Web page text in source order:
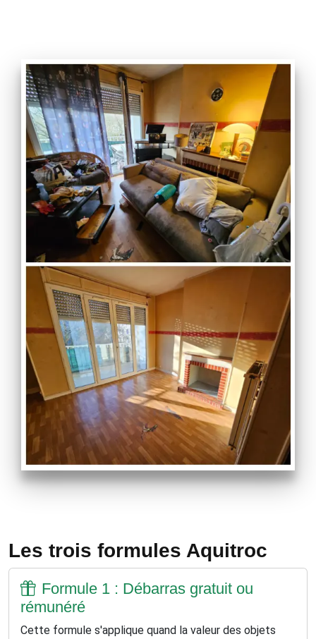
Les trois formules Aquitroc
Formule 1 : Débarras gratuit ou
rémunéré
Cette formule s'applique quand la valeur des objets